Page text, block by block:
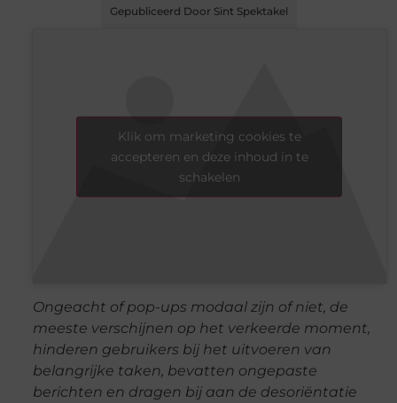
Gepubliceerd Door Sint Spektakel
Klik om marketing cookies te
accepteren en deze inhoud in te
schakelen
Ongeacht of pop-ups modaal zijn of niet, de
meeste verschijnen op het verkeerde moment,
hinderen gebruikers bij het uitvoeren van
belangrijke taken, bevatten ongepaste
berichten en dragen bij aan de desoriëntatie